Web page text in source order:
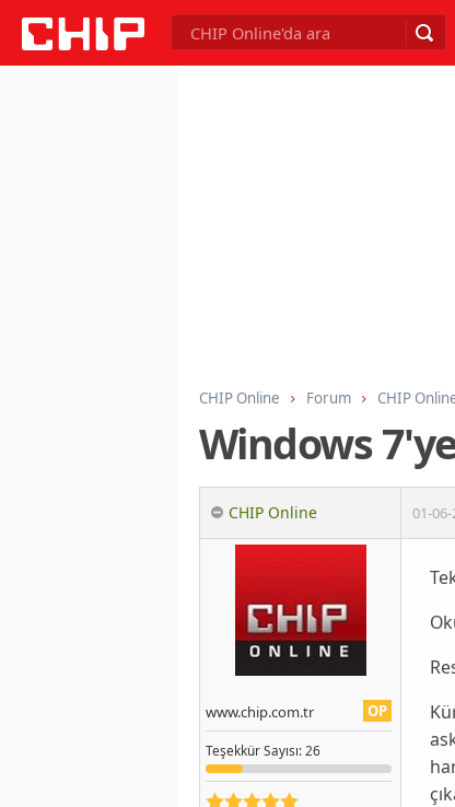
CHIP Online Forum CHIP
Windows
CHIP Online 01-
OP
www.chip.com.tr
TeşekkürSayısı: 26